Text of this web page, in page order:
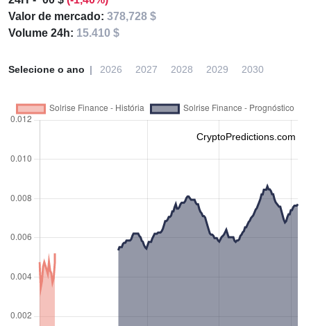
Valor de mercado: 378,728 $
Volume 24h: 15.410 $
Selecione o ano 2026 2027 2028 2029 2030
CryptoPredictions.com